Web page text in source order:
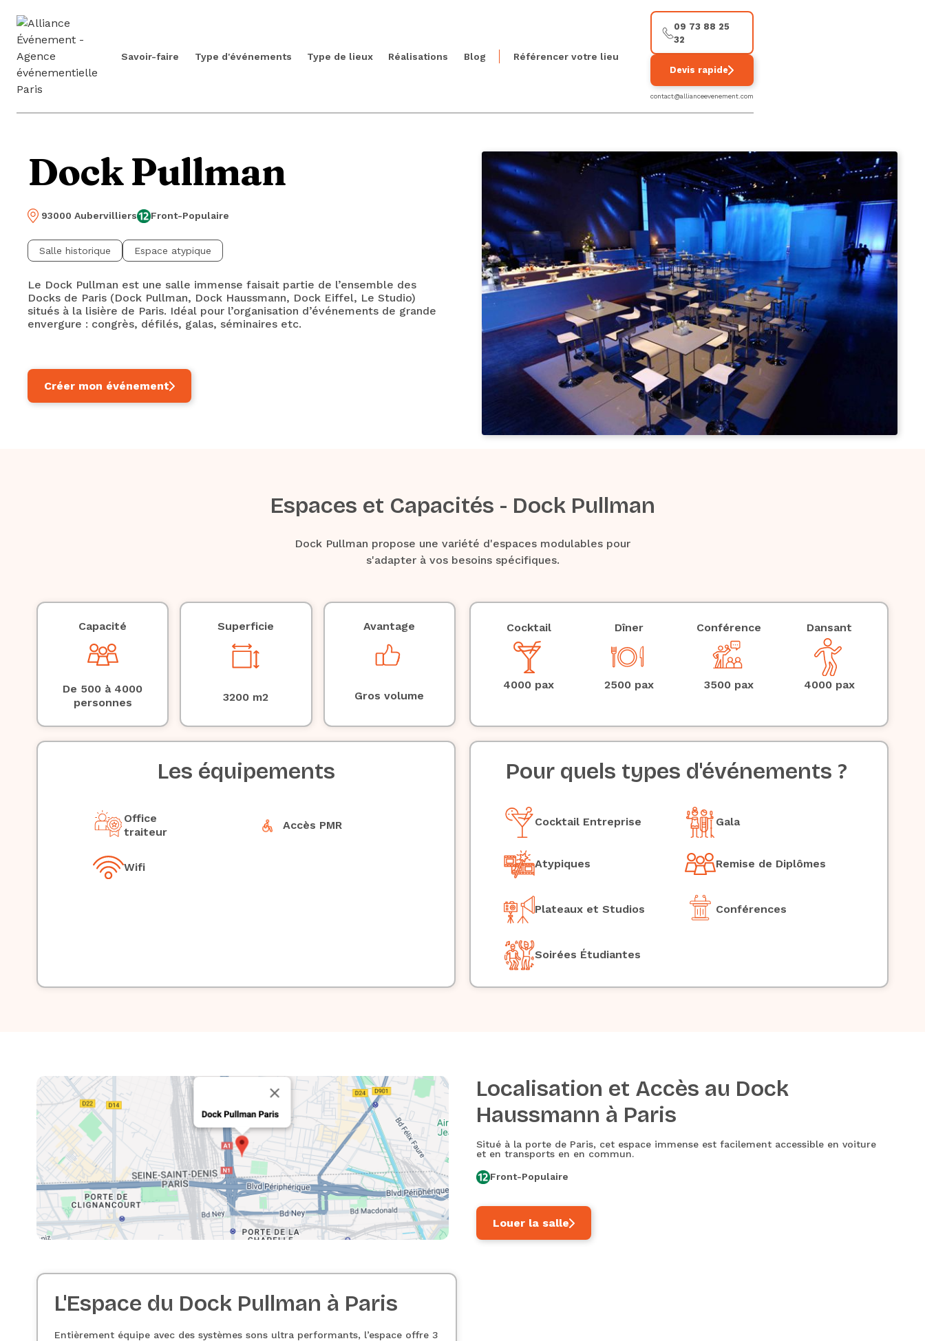
Savoir-faire Type d'événements Type de lieux Réalisations Blog Référencer votre lieu
09 73 88 25
32
Devis rapide
contact@allianceevenement.com
Dock Pullman
93000 Aubervilliers Front-Populaire
Salle historique Espace atypique
Le Dock Pullman est une salle immense faisait partie de l’ensemble des
Docks de Paris (Dock Pullman, Dock Haussmann, Dock Eiffel, Le Studio)
situés à la lisière de Paris. Idéal pour l’organisation d’événements de grande
envergure : congrès, défilés, galas, séminaires etc.
Créer mon événement
Espaces et Capacités - Dock Pullman
Dock Pullman propose une variété d'espaces modulables pour
s'adapter à vos besoins spécifiques.
Capacité
De 500 à 4000
personnes
Superficie
3200 m2
Avantage
Gros volume
Cocktail
4000 pax
Dîner
2500 pax
Conférence
3500 pax
Dansant
4000 pax
Les équipements
Office
traiteur
Accès PMR
Wifi
Pour quels types d'événements ?
Cocktail Entreprise Gala
Atypiques Remise de Diplômes
Plateaux et Studios Conférences
Soirées Étudiantes
Localisation et Accès au Dock
Haussmann à Paris
Situé à la porte de Paris, cet espace immense est facilement accessible en voiture
et en transports en en commun.
Front-Populaire
Louer la salle
L'Espace du Dock Pullman à Paris
Entièrement équipe avec des systèmes sons ultra performants, l’espace offre 3